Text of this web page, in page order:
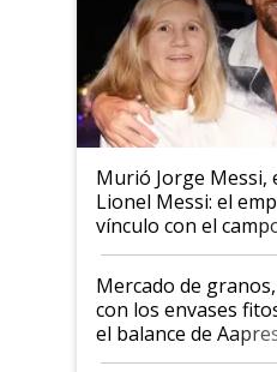
Murió Jorge Messi,
Lionel Messi: el
vínculo con el
Mercado de
con los envases
el balance de
Posta